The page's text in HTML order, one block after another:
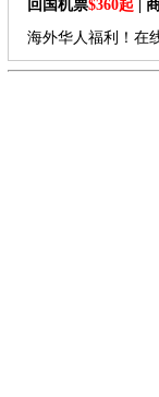
回国机票$360起 |
海外华人福利！在